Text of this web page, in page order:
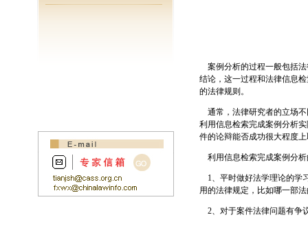
案例分析的过程一般包括法
结论，这一过程和法律信息
的法律规则。
通常，法律研究者的立场不
利用信息检索完成案例分析
件的论辩能否成功很大程度
利用信息检索完成案例分析
1、平时做好法学理论的学
用的法律规定，比如哪一部
2、对于案件法律问题有争